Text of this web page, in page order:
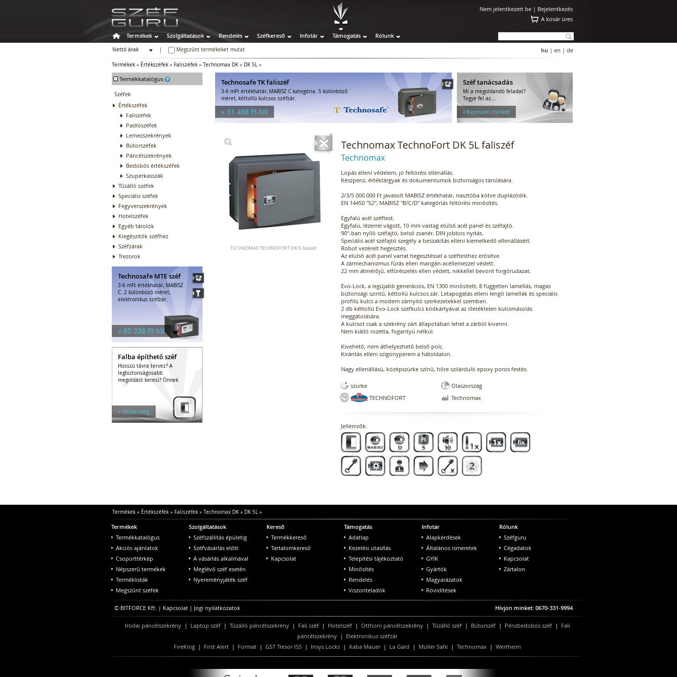
Nem jelentkezett be | Bejelentkezés
A kosár üres
Termékek Szolgáltatások Rendelés Széfkereső Infotár Támogatás Rólunk
Nettó árak
Megszűnt termékeket mutat hu | en | de
Termékek » Értékszéfek » Faliszéfek » Technomax DK » DK 5L »
- Termékkatalógus
Széfek
Értékszéfek
Faliszéfek
Padlószéfek
Lemezszekrények
Bútorszéfek
Páncélszekrények
Bedobós értékszéfek
Szuperkasszák
Tűzálló széfek
Speciális széfek
Fegyverszekrények
Hotelszéfek
Egyéb tárolók
Kiegészítők széfhez
Széfzárak
Trezorok
Technosafe MTE széf
3-6 mFt értékhatár, MABISZ
C. 2 különböző méret,
elektronikus széfzár.
» 60 228 Ft-tól
Falba építhető széf
Hosszú távra tervez? A
legbiztonságosabb
megoldást keresi? Önnek
való a...
» Nézze meg
Technosafe TK faliszéf
3-6 mFt értékhatár, MABISZ C kategória. 5 különböző
méret, kéttollú kulcsos széfzár.
» 31 488 Ft-tól
Széf tanácsadás
Mi a megoldandó feladat?
Tegye fel az...
» Keressen minket
TECHNOMAX TECHNOFORT DK/5 faliszéf
Technomax TechnoFort DK 5L faliszéf
Technomax
Lopás elleni védelem, jó feltörési ellenállás.
Készpénz, értéktárgyak és dokumentumok biztonságos tárolására.
2/3/5 000 000 Ft javasolt MABISZ értékhatár, riasztóba kötve duplázódik.
EN 14450 "S2", MABISZ "B/C/D" kategóriás feltörési minősítés.
Egyfalú acél széftest.
Egyfalú, lézerrel vágott, 10 mm vastag elülső acél panel és széfajtó.
90°-ban nyíló széfajtó, belső zsanér, DIN jobbos nyitás.
Speciális acél széfajtó szegély a beszakítás elleni kiemelkedő ellenállásért.
Robot vezérelt hegesztés.
Az elülső acél panel varrat hegesztéssel a széftesthez erősítve.
A zármechanizmus fúrás ellen mangán-acéllemezzel védett.
22 mm átmérőjű, elfűrészelés ellen védett, nikkellel bevont forgórudazat.
Evo-Lock, a legújabb generációs, EN 1300 minősített, 8 független lamellás, magas
biztonsági szintű, kéttollú kulcsos zár. Letapogatás elleni lengő lamellák és speciális
profilú kulcs a modern zárnyitó szerkezetekkel szemben.
2 db kéttollú Evo-Lock széfkulcs kódkártyával az illetéktelen kulcsmásolás
meggátolására.
A kulcsot csak a szekrény zárt állapotában lehet a zárból kivenni.
Nem kiálló rozetta, fogantyú nélkül.
Kivehető, nem áthelyezhető belső polc.
Kirántás elleni szigonyperem a hátoldalon.
Nagy ellenállású, középszürke színű, hőre szilárduló epoxy poros festés.
szürke
Olaszország
TECHNOFORT
Technomax
Jellemzők:
Termékek» Értékszéfek» Faliszéfek» Technomax DK» DK 5L»
Termékek
Termékkatalógus
Akciós ajánlatok
Csoporttérkép
Népszerű termékek
Terméklisták
Megszűnt széfek
Szolgáltatások
Széfszállítás épületig
Széfvásárlás előtt
A vásárlás alkalmával
Meglévő széf esetén
Nyereményjáték széf
Kereső
Termékkereső
Tartalomkereső
Kapcsolat
Támogatás
Adatlap
Kezelési utasítás
Telepítési tájékoztató
Minősítés
Rendelés
Viszonteladók
Infotár
Alapkérdések
Általános ismeretek
GYIK
Gyártók
Magyarázatok
Rövidítések
Rólunk
Széfguru
Cégadatok
Kapcsolat
Zártalon
© BITFORCE Kft. | Kapcsolat | Jogi nyilatkozatok Hívjon minket: 0670-331-9994
Irodai páncélszekrény| Laptop széf| Tűzálló páncélszekrény| Fali széf| Hotelszéf| Otthoni páncélszekrény| Tűzálló széf| Bútorszéf| Pénzbedobós széf| Fali
páncélszekrény | Elektronikus széfzár
FireKing | First Alert | Format | GST Tresor ISS | Insys Locks | Kaba Mauer| La Gard | Müller Safe | Technomax | Wertheim